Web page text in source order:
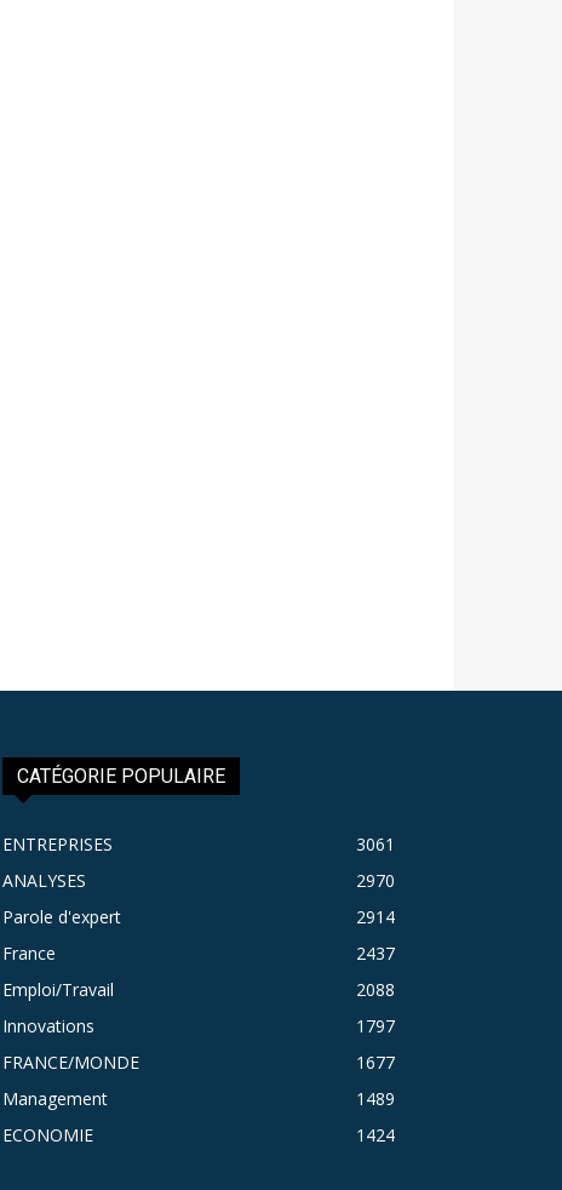
CATÉGORIE POPULAIRE
ENTREPRISES
3061
ANALYSES
2970
Parole d'expert
2914
France
2437
Emploi/Travail
2088
Innovations
1797
FRANCE/MONDE
1677
Management
1489
ECONOMIE
1424